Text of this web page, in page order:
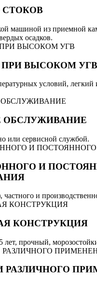
СТОКОВ
машиной из приемной
осадков.
ВЫСОКОМ УГВ
условий, легкий
ОБСЛУЖИВАНИЕ
или сервисной службой.
И
частного и
КОНСТРУКЦИЯ
лет, прочный,
РАЗЛИЧНОГО